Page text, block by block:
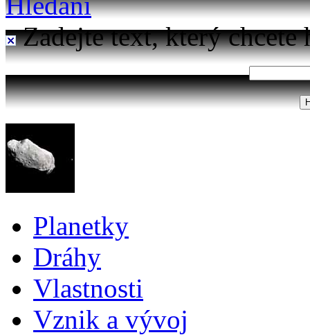
Zadejte text, který chcete
Planetky
Dráhy
Vlastnosti
Vznik a vývoj